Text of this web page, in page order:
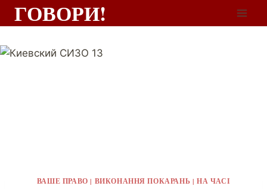
ГОВОРИ!
ВАШЕ ПРАВО | ВИКОНАННЯ ПОКАРАНЬ |НА ЧАСІ